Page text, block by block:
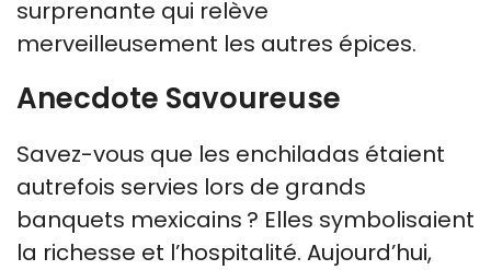
surprenante qui relève
merveilleusement les autres épices.
Anecdote Savoureuse
Savez-vous que les enchiladas étaient
autrefois servies lors de grands
banquets mexicains ? Elles symbolisaient
la richesse et l’hospitalité. Aujourd’hui,